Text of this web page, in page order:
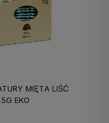
MIĘTA LIŚĆ
EKO